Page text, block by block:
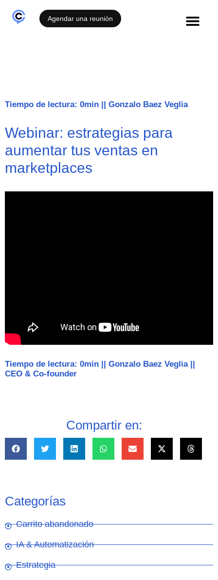
Agendar una reunión
Tiempo de lectura: 0min || Gonzalo Baez Veglia
Webinar: estrategias para
aumentar tus ventas en
marketplaces
Tiempo de lectura: 0min || Gonzalo Baez Veglia ||
CEO & Co-founder
Compartir en:
Categorías
Carrito abandonado
IA & Automatización
Estrategia